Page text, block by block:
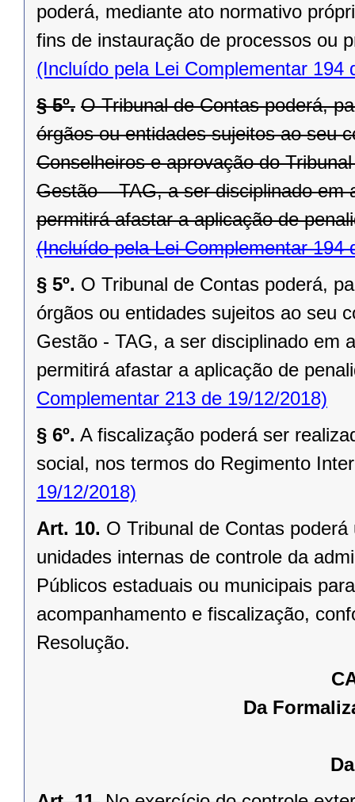
poderá, mediante ato normativo
fins de instauração de processos ou
(Incluído pela Lei Complementar 194
§ 5º. O Tribunal de Contas poderá,
órgãos ou entidades sujeitos ao seu
Conselheiros e aprovação do
Gestão – TAG, a ser disciplinado
permitirá afastar a aplicação de
(Incluído pela Lei Complementar 194
§ 5º. O Tribunal de Contas poderá,
órgãos ou entidades sujeitos ao seu
Gestão - TAG, a ser disciplinado em
permitirá afastar a aplicação de
Complementar 213 de 19/12/2018)
§ 6º. A fiscalização poderá ser
social, nos termos do Regimento
19/12/2018)
Art. 10. O Tribunal de Contas
unidades internas de controle da
Públicos estaduais ou municipais
acompanhamento e fiscalização,
Resolução.
Da